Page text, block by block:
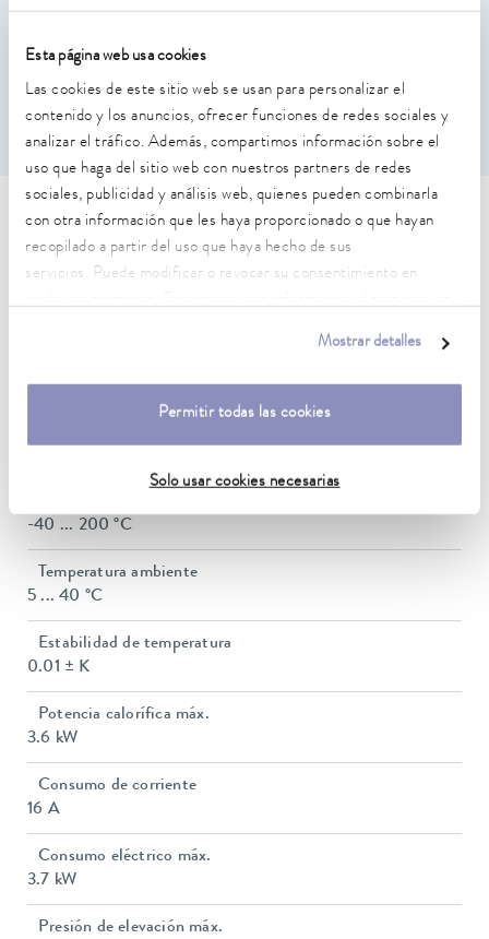
Esta página web usa cookies
Las cookies de este sitio web se usan para personalizar el
contenido y los anuncios, ofrecer funciones de redes sociales y
analizar el tráfico. Además, compartimos información sobre el
uso que haga del sitio web con nuestros partners de redes
sociales, publicidad y análisis web, quienes pueden combinarla
con otra información que les haya proporcionado o que hayan
recopilado a partir del uso que haya hecho de sus
servicios. Puede modificar o revocar su consentimiento en
Mostrar detalles
Permitir todas las cookies
Solo usar cookies necesarias
0.01 ± K
Características técnicas (según
DIN 12876)
Rango de temperatura de trabajo con refrigeración por
-40 ... 200 °C
Temperatura ambiente
5 ... 40 °C
Estabilidad de temperatura
0.01 ± K
Potencia calorífica máx.
3.6 kW
Consumo de corriente
16 A
Consumo eléctrico máx.
3.7 kW
Presión de elevación máx.